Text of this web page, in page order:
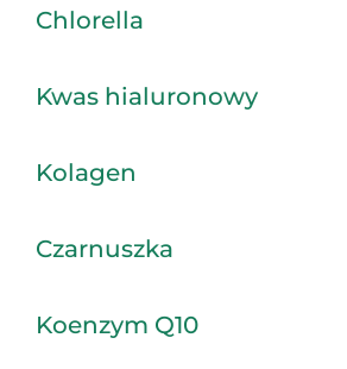
Chlorella
Kwas hialuronowy
Kolagen
Czarnuszka
Koenzym Q10